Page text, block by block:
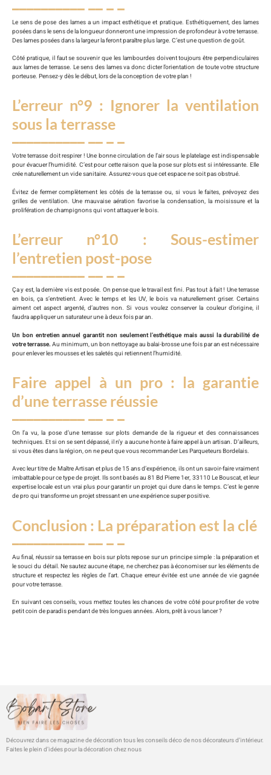
Le sens de pose des lames a un impact esthétique et pratique. Esthétiquement, des lames
posées dans le sens de la longueur donneront une impression de profondeur à votre terrasse.
Des lames posées dans la largeur la feront paraître plus large. C’est une question de goût.
Côté pratique, il faut se souvenir que les lambourdes doivent toujours être perpendiculaires
aux lames de terrasse. Le sens des lames va donc dicter l’orientation de toute votre structure
porteuse. Pensez-y dès le début, lors de la conception de votre plan !
L’erreur n°9 : Ignorer la ventilation
sous la terrasse
Votre terrasse doit respirer ! Une bonne circulation de l’air sous le platelage est indispensable
pour évacuer l’humidité. C’est pour cette raison que la pose sur plots est si intéressante. Elle
crée naturellement un vide sanitaire. Assurez-vous que cet espace ne soit pas obstrué.
Évitez de fermer complètement les côtés de la terrasse ou, si vous le faites, prévoyez des
grilles de ventilation. Une mauvaise aération favorise la condensation, la moisissure et la
prolifération de champignons qui vont attaquer le bois.
L’erreur n°10 : Sous-estimer
l’entretien post-pose
Ça y est, la dernière vis est posée. On pense que le travail est fini. Pas tout à fait ! Une terrasse
en bois, ça s’entretient. Avec le temps et les UV, le bois va naturellement griser. Certains
aiment cet aspect argenté, d’autres non. Si vous voulez conserver la couleur d’origine, il
faudra appliquer un saturateur une à deux fois par an.
Un bon entretien annuel garantit non seulement l’esthétique mais aussi la durabilité de
votre terrasse. Au minimum, un bon nettoyage au balai-brosse une fois par an est nécessaire
pour enlever les mousses et les saletés qui retiennent l’humidité.
Faire appel à un pro : la garantie
d’une terrasse réussie
On l’a vu, la pose d’une terrasse sur plots demande de la rigueur et des connaissances
techniques. Et si on se sent dépassé, il n’y a aucune honte à faire appel à un artisan. D’ailleurs,
si vous êtes dans la région, on ne peut que vous recommander Les Parqueteurs Bordelais.
Avec leur titre de Maître Artisan et plus de 15 ans d’expérience, ils ont un savoir-faire vraiment
imbattable pour ce type de projet. Ils sont basés au 81 Bd Pierre 1er, 33110 Le Bouscat, et leur
expertise locale est un vrai plus pour garantir un projet qui dure dans le temps. C’est le genre
de pro qui transforme un projet stressant en une expérience super positive.
Conclusion : La préparation est la clé
Au final, réussir sa terrasse en bois sur plots repose sur un principe simple : la préparation et
le souci du détail. Ne sautez aucune étape, ne cherchez pas à économiser sur les éléments de
structure et respectez les règles de l’art. Chaque erreur évitée est une année de vie gagnée
pour votre terrasse.
En suivant ces conseils, vous mettez toutes les chances de votre côté pour profiter de votre
petit coin de paradis pendant de très longues années. Alors, prêt à vous lancer ?
Découvrez dans ce magazine de décoration tous les conseils déco de nos décorateurs d’intérieur.
Faites le plein d’idées pour la décoration chez nous